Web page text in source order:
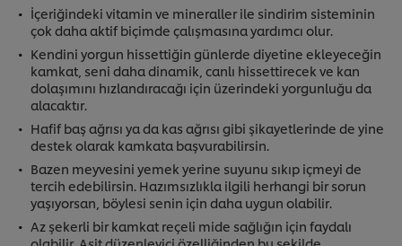
İçeriğindeki vitamin ve mineraller ile sindirim sisteminin
çok daha aktif biçimde çalışmasına yardımcı olur.
Kendini yorgun hissettiğin günlerde diyetine ekleyeceğin
kamkat, seni daha dinamik, canlı hissettirecek ve kan
dolaşımını hızlandıracağı için üzerindeki yorgunluğu da
alacaktır.
Hafif baş ağrısı ya da kas ağrısı gibi şikayetlerinde de yine
destek olarak kamkata başvurabilirsin.
Bazen meyvesini yemek yerine suyunu sıkıp içmeyi de
tercih edebilirsin. Hazımsızlıkla ilgili herhangi bir sorun
yaşıyorsan, böylesi senin için daha uygun olabilir.
Az şekerli bir kamkat reçeli mide sağlığın için faydalı